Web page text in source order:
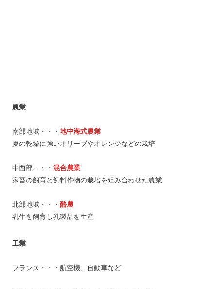
農業
南部地域・・・ 地中海式農業
夏の乾燥に強いオリーブやオレンジなどの栽培
中西部・・・ 混合農業
家畜の飼育と飼料作物の栽培を組み合わせた農業
北部地域・・・ 酪農
乳牛を飼育し乳製品を生産
工業
フランス・・・航空機、自動車など